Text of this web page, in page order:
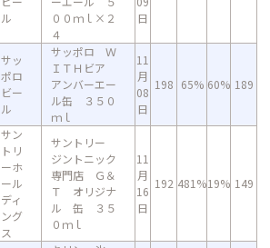
ル
００ｍｌ×２
４
日
サッ
ポロ
ビー
ル
サッポロ Ｗ
ＩＴＨビア
アンバーエー
ル缶 ３５０
ｍｌ
11
月
08
日
198 65% 60% 189
サン
トリ
ーホ
ール
ディ
ング
ス
サントリー
ジントニック
専門店 Ｇ＆
Ｔ オリジナ
ル 缶 ３５
０ｍｌ
11
月
16
日
192 481%19% 149